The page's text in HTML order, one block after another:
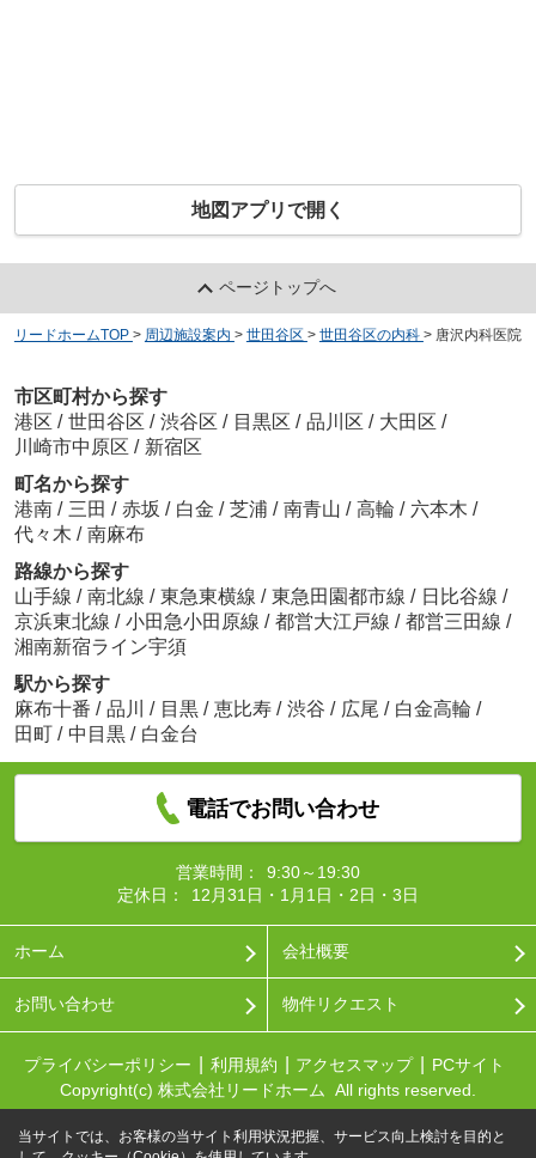
地図アプリで開く
ページトップへ
リードホームTOP > 周辺施設案内 > 世田谷区 > 世田谷区の内科 > 唐沢内科医院
市区町村から探す
港区 / 世田谷区 / 渋谷区 / 目黒区 / 品川区 / 大田区 /
川崎市中原区 / 新宿区
町名から探す
港南 / 三田 / 赤坂 / 白金 / 芝浦 / 南青山 / 高輪 / 六本木 /
代々木 / 南麻布
路線から探す
山手線 / 南北線 / 東急東横線 / 東急田園都市線 / 日比谷線 /
京浜東北線 / 小田急小田原線 / 都営大江戸線 / 都営三田線 /
湘南新宿ライン宇須
駅から探す
麻布十番 / 品川 / 目黒 / 恵比寿 / 渋谷 / 広尾 / 白金高輪 /
田町 / 中目黒 / 白金台
電話でお問い合わせ
営業時間：
9:30～19:30
定休日：
12月31日・1月1日・2日・3日
ホーム 会社概要
お問い合わせ 物件リクエスト
プライバシーポリシー 利用規約 アクセスマップ
PCサイト
Copyright(c) 株式会社リードホーム All rights reserved.
当サイトでは、お客様の当サイト利用状況把握、サービス向上検討を目的と